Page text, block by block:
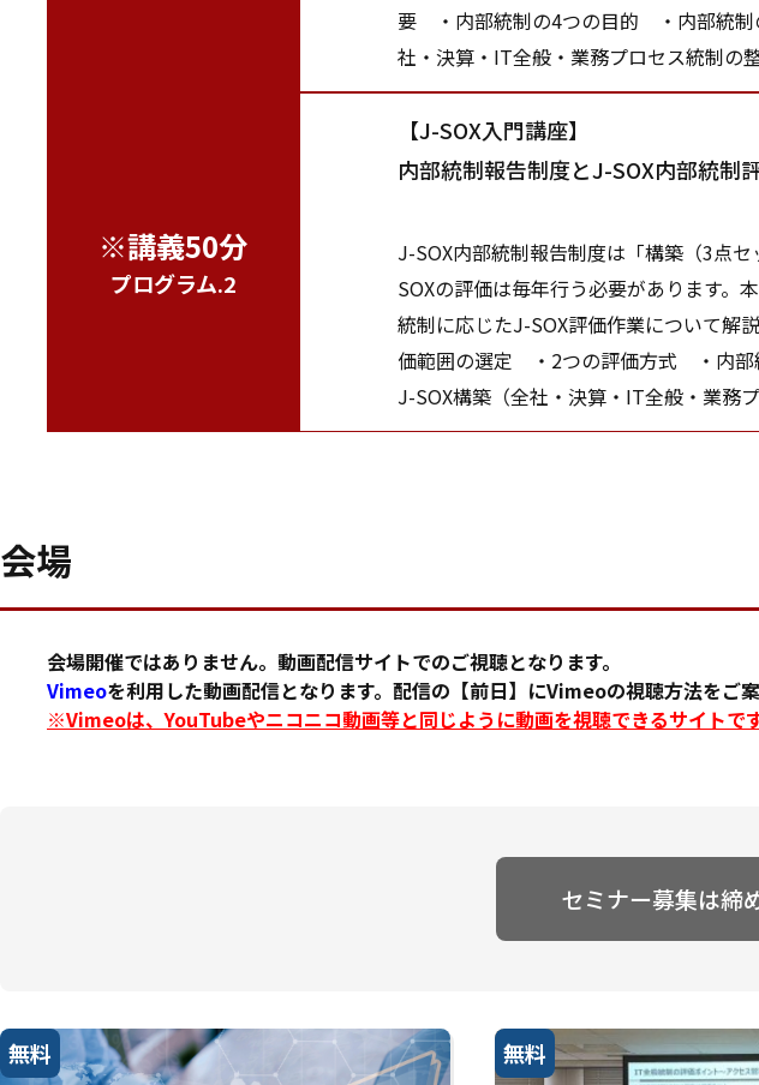
要 ・内部統制の4つの目的 ・内部統
社・決算・IT全般・業務プロセス統制の
※講義50分
プログラム.2
【J-SOX入門講座】
内部統制報告制度とJ-SOX内部統制
J-SOX内部統制報告制度は「構築（3点
SOXの評価は毎年行う必要があります。
統制に応じたJ-SOX評価作業について
価範囲の選定 ・2つの評価方式 ・内部
J-SOX構築（全社・決算・IT全般・業務
会場
会場開催ではありません。動画配信サイトでのご視聴となります。
Vimeoを利用した動画配信となります。配信の【前日】にVimeoの視聴方法をご案
※Vimeoは、YouTubeやニコニコ動画等と同じように動画を視聴できるサイトです
セミナー募集は締
無料 無料